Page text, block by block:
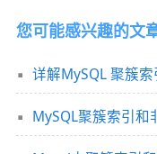
您可能感兴趣的文
详解MySQL 聚簇
MySQL聚簇索引